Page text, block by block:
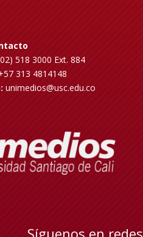
518 3000 Ext. 884
313 4814148
unimedios@usc.edu.co
Síguenos en redes